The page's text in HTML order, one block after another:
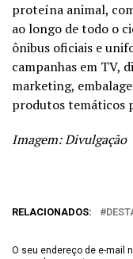
proteína animal,
ao longo de todo o
ônibus oficiais e
campanhas em TV,
marketing,
produtos temáticos
Imagem: Divulgação
RELACIONADOS:
O seu endereço de e-mail